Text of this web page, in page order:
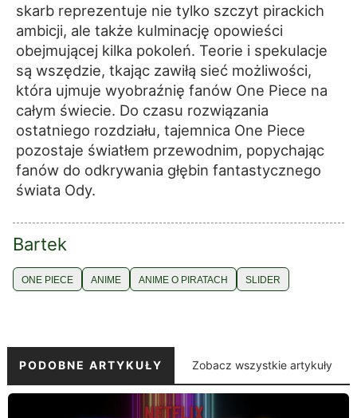
skarb reprezentuje nie tylko szczyt pirackich
ambicji, ale także kulminację opowieści
obejmującej kilka pokoleń. Teorie i spekulacje
są wszędzie, tkając zawiłą sieć możliwości,
która ujmuje wyobraźnię fanów One Piece na
całym świecie. Do czasu rozwiązania
ostatniego rozdziału, tajemnica One Piece
pozostaje światłem przewodnim, popychając
fanów do odkrywania głębin fantastycznego
świata Ody.
Bartek
ONE PIECE ANIME ANIME O PIRATACH SLIDER
PODOBNE ARTYKUŁY Zobacz wszystkie artykuły